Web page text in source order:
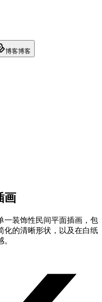
博客博客
画
一装饰性民间平面插画，包
化的清晰形状，以及在白纸